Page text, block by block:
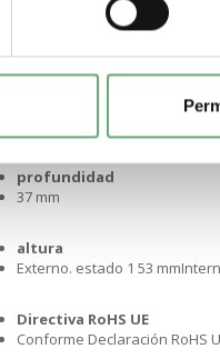
Temperatura ambiente de
-40…105 °C
profundidad
37 mm
altura
Externo. estado 1 53
Directiva RoHS UE
Conforme Declaración RoHS